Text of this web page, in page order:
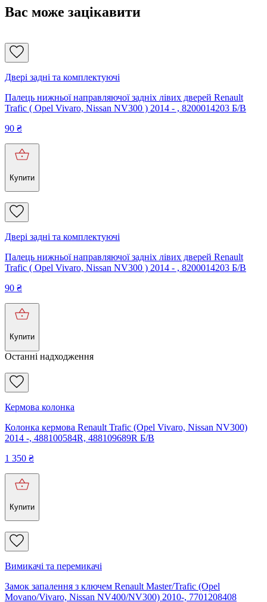
Вас може зацікавити
Двері задні та комплектуючі
Палець нижньої направляючої задніх лівих дверей Renault
Trafic ( Opel Vivaro, Nissan NV300 ) 2014 - , 8200014203 Б/В
90 ₴
Купити
Двері задні та комплектуючі
Палець нижньої направляючої задніх лівих дверей Renault
Trafic ( Opel Vivaro, Nissan NV300 ) 2014 - , 8200014203 Б/В
90 ₴
Купити
Останні надходження
Кермова колонка
Колонка кермова Renault Trafic (Opel Vivaro, Nissan NV300)
2014 -, 488100584R, 488109689R Б/В
1 350 ₴
Купити
Вимикачі та перемикачі
Замок запалення з ключем Renault Master/Trafic (Opel
Movano/Vivaro, Nissan NV400/NV300) 2010-, 7701208408